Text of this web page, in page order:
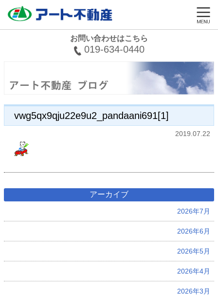
お問い合わせはこちら
019-634-0440
vwg5qx9qju22e9u2_pandaani691[1]
2019.07.22
アーカイブ
2026年7月
2026年6月
2026年5月
2026年4月
2026年3月